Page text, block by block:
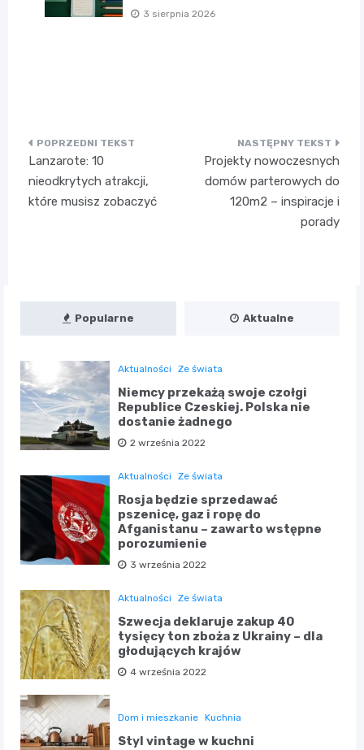
3 sierpnia 2026
Nawigacja
wpisu
Lanzarote: 10
nieodkrytych atrakcji,
które musisz zobaczyć
Projekty nowoczesnych
domów parterowych do
120m2 – inspiracje i
porady
Popularne Aktualne
Aktualności Ze świata
Niemcy przekażą swoje czołgi
Republice Czeskiej. Polska nie
dostanie żadnego
2 września 2022
Aktualności Ze świata
Rosja będzie sprzedawać
pszenicę, gaz i ropę do
Afganistanu – zawarto wstępne
porozumienie
3 września 2022
Aktualności Ze świata
Szwecja deklaruje zakup 40
tysięcy ton zboża z Ukrainy – dla
głodujących krajów
4 września 2022
Dom i mieszkanie Kuchnia
Styl vintage w kuchni